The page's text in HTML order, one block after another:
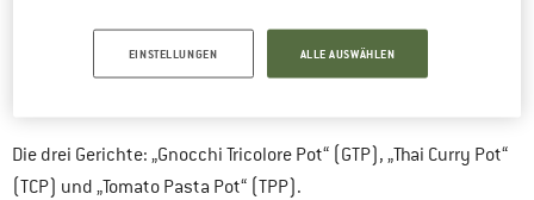
Feuerzeug
Messer
Die drei Gerichte: „Gnocchi Tricolore Pot“ (GTP), „Thai Curry Pot“
(TCP) und „Tomato Pasta Pot“ (TPP).
EINSTELLUNGEN ALLE AUSWÄHLEN